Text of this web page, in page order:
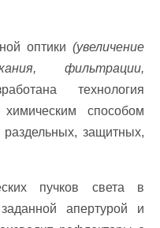
оптики (увеличение
фильтрации,
технология
способом
раздельных, защитных,
пучков света в
апертурой и